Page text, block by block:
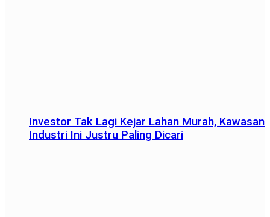
Investor Tak Lagi Kejar Lahan Murah, Kawasan
Industri Ini Justru Paling Dicari